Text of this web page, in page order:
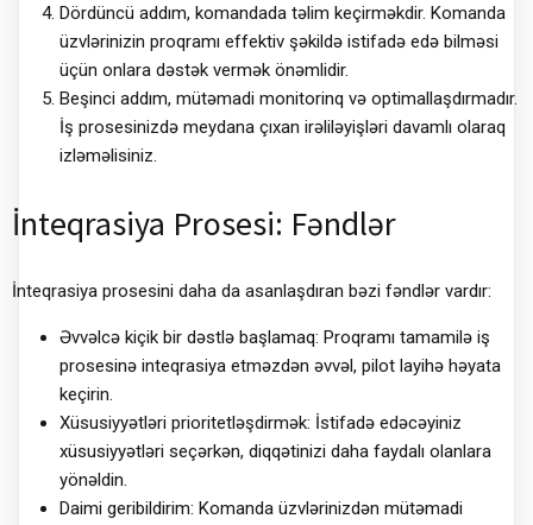
Dördüncü addım, komandada təlim keçirməkdir. Komanda
üzvlərinizin proqramı effektiv şəkildə istifadə edə bilməsi
üçün onlara dəstək vermək önəmlidir.
Beşinci addım, mütəmadi monitorinq və optimallaşdırmadır.
İş prosesinizdə meydana çıxan irəliləyişləri davamlı olaraq
izləməlisiniz.
İnteqrasiya Prosesi: Fəndlər
İnteqrasiya prosesini daha da asanlaşdıran bəzi fəndlər vardır:
Əvvəlcə kiçik bir dəstlə başlamaq: Proqramı tamamilə iş
prosesinə inteqrasiya etməzdən əvvəl, pilot layihə həyata
keçirin.
Xüsusiyyətləri prioritetləşdirmək: İstifadə edəcəyiniz
xüsusiyyətləri seçərkən, diqqətinizi daha faydalı olanlara
yönəldin.
Daimi geribildirim: Komanda üzvlərinizdən mütəmadi